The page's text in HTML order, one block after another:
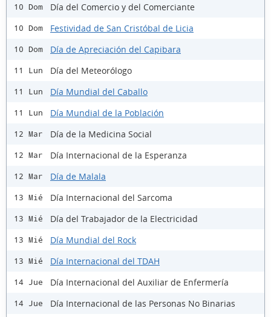
10 Dom Día del Comercio y del Comerciante
10 Dom Festividad de San Cristóbal de Licia
10 Dom Día de Apreciación del Capibara
11 Lun Día del Meteorólogo
11 Lun Día Mundial del Caballo
11 Lun Día Mundial de la Población
12 Mar Día de la Medicina Social
12 Mar Día Internacional de la Esperanza
12 Mar Día de Malala
13 Mié Día Internacional del Sarcoma
13 Mié Día del Trabajador de la Electricidad
13 Mié Día Mundial del Rock
13 Mié Día Internacional del TDAH
14 Jue Día Internacional del Auxiliar de Enfermería
14 Jue Día Internacional de las Personas No Binarias